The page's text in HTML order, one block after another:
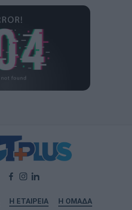
Η ΕΤΑΙΡΕΙΑ Η ΟΜΑΔΑ